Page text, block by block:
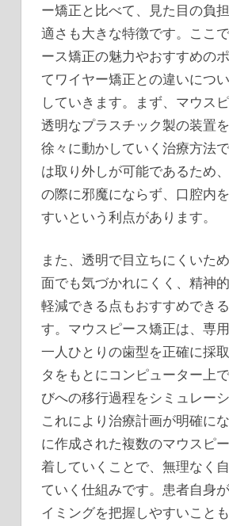
ー矯正と比べて、見た目の負
適さも大きな特徴です。ここ
ース矯正の魅力やおすすめの
てワイヤー矯正との違いにつ
していきます。まず、マウス
透明なプラスチック製の装置
徐々に動かしていく治療方法
は取り外しが可能であるため
の際に邪魔にならず、口腔内
すいという利点があります。
また、透明で目立ちにくいた
面でも気づかれにくく、精神
軽減できる点もおすすめでき
す。マウスピース矯正は、専
一人ひとりの歯型を正確に採
タをもとにコンピューター上
びへの移行過程をシミュレーシ
これにより治療計画が明確に
に作成された複数のマウスピ
着していくことで、無理なく
ていく仕組みです。患者自身
イミングを把握しやすいこと